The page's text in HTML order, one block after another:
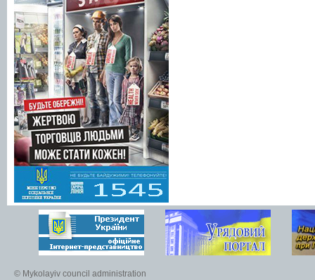
© Mykolayiv council administration